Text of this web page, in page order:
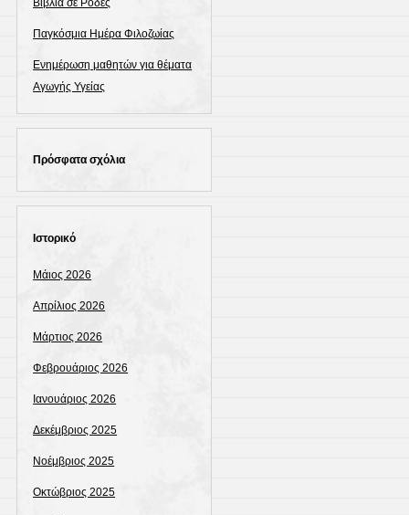
Βιβλία σε Ρόδες
Παγκόσμια Ημέρα Φιλοζωίας
Ενημέρωση μαθητών για θέματα
Αγωγής Υγείας
Πρόσφατα σχόλια
Ιστορικό
Μάιος 2026
Απρίλιος 2026
Μάρτιος 2026
Φεβρουάριος 2026
Ιανουάριος 2026
Δεκέμβριος 2025
Νοέμβριος 2025
Οκτώβριος 2025